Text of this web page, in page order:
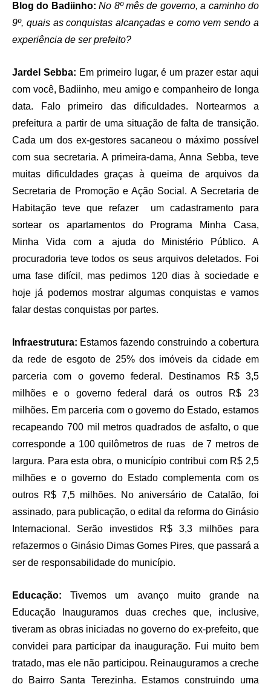
Blog do Badiinho: No 8º mês de governo, a caminho do
9º, quais as conquistas alcançadas e como vem sendo a
experiência de ser prefeito?
Jardel Sebba: Em primeiro lugar, é um prazer estar aqui
com você, Badiinho, meu amigo e companheiro de longa
data. Falo primeiro das dificuldades. Nortearmos a
prefeitura a partir de uma situação de falta de transição.
Cada um dos ex-gestores sacaneou o máximo possível
com sua secretaria. A primeira-dama, Anna Sebba, teve
muitas dificuldades graças à queima de arquivos da
Secretaria de Promoção e Ação Social. A Secretaria de
Habitação teve que refazer um cadastramento para
sortear os apartamentos do Programa Minha Casa,
Minha Vida com a ajuda do Ministério Público. A
procuradoria teve todos os seus arquivos deletados. Foi
uma fase difícil, mas pedimos 120 dias à sociedade e
hoje já podemos mostrar algumas conquistas e vamos
falar destas conquistas por partes.
Infraestrutura: Estamos fazendo construindo a cobertura
da rede de esgoto de 25% dos imóveis da cidade em
parceria com o governo federal. Destinamos R$ 3,5
milhões e o governo federal dará os outros R$ 23
milhões. Em parceria com o governo do Estado, estamos
recapeando 700 mil metros quadrados de asfalto, o que
corresponde a 100 quilômetros de ruas de 7 metros de
largura. Para esta obra, o município contribui com R$ 2,5
milhões e o governo do Estado complementa com os
outros R$ 7,5 milhões. No aniversário de Catalão, foi
assinado, para publicação, o edital da reforma do Ginásio
Internacional. Serão investidos R$ 3,3 milhões para
refazermos o Ginásio Dimas Gomes Pires, que passará a
ser de responsabilidade do município.
Educação:Tivemos um avanço muito grande na
Educação Inauguramos duas creches que, inclusive,
tiveram as obras iniciadas no governo do ex-prefeito, que
convidei para participar da inauguração. Fui muito bem
tratado, mas ele não participou. Reinauguramos a creche
do Bairro Santa Terezinha. Estamos construindo uma